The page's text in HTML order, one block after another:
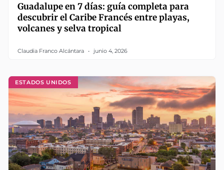
Guadalupe en 7 días: guía completa para
descubrir el Caribe Francés entre playas,
volcanes y selva tropical
Claudia Franco Alcántara junio 4, 2026
ESTADOS UNIDOS